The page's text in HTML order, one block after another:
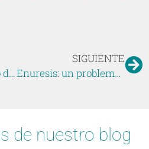
Pisocología del niño de 6 a 8 años, para educarle mejor
SIGUIENTE
Enuresis: un problema que tiene solución
de nuestro blog